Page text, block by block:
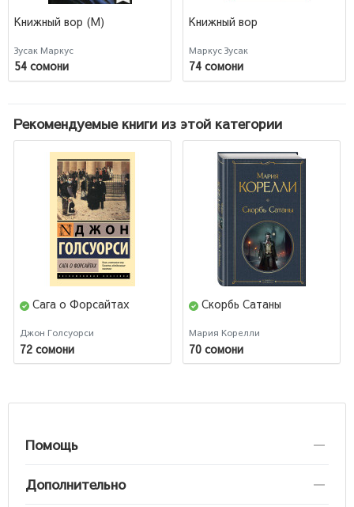
Книжный вор (М)
Зусак Маркус
54 сомони
Книжный вор
Маркус Зусак
74 сомони
Рекомендуемые книги из этой категории
Сага о Форсайтах
Джон Голсуорси
72 сомони
Скорбь Сатаны
Мария Корелли
70 сомони
Помощь
Дополнительно